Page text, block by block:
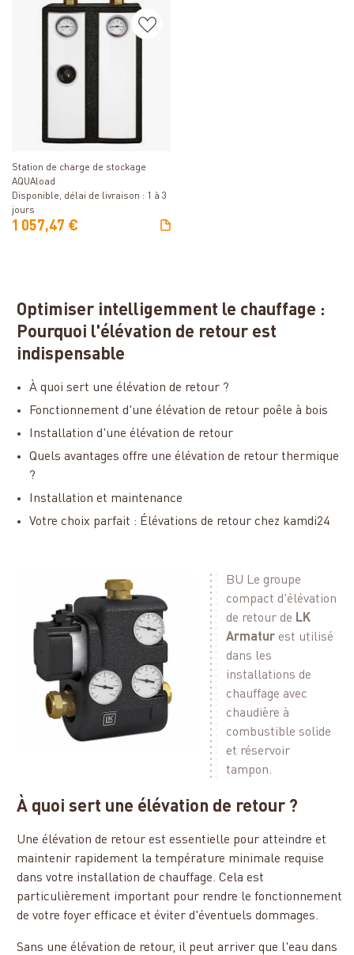
Détails
Station de charge de stockage
AQUAload
Disponible, délai de livraison : 1 à 3
jours
1 057,47 €
Optimiser intelligemment le chauffage :
Pourquoi l'élévation de retour est
indispensable
À quoi sert une élévation de retour ?
Fonctionnement d'une élévation de retour poêle à bois
Installation d'une élévation de retour
Quels avantages offre une élévation de retour thermique
?
Installation et maintenance
Votre choix parfait : Élévations de retour chez kamdi24
BU Le groupe
compact d'élévation
de retour de LK
Armaturest utilisé
dans les
installations de
chauffage avec
chaudière à
combustible solide
et réservoir
tampon.
À quoi sert une élévation de retour ?
Une élévation de retour est essentielle pour atteindre et
maintenir rapidement la température minimale requise
dans votre installation de chauffage. Cela est
particulièrement important pour rendre le fonctionnement
de votre foyer efficace et éviter d'éventuels dommages.
Sans une élévation de retour, il peut arriver que l'eau dans